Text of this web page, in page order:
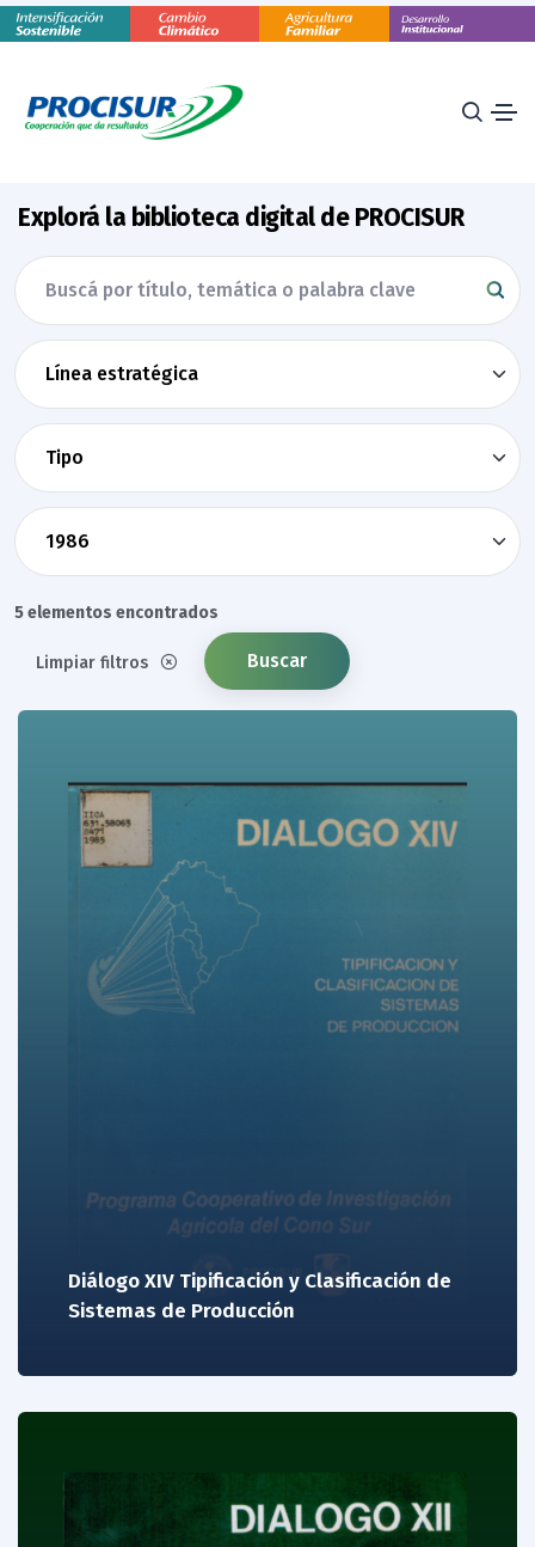
Explorá la biblioteca digital de PROCISUR
5 elementos encontrados
Limpiar filtros Buscar
Diálogo XIV Tipificación y Clasificación de
Sistemas de Producción